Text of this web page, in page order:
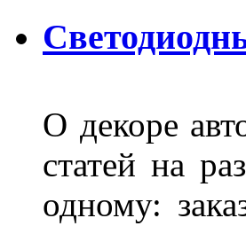
О декоре
статей на
одному: